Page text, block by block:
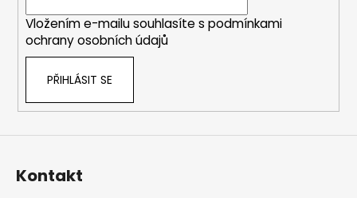
Vložením e-mailu souhlasíte s podmínkami
ochrany osobních údajů
PŘIHLÁSIT SE
Kontakt